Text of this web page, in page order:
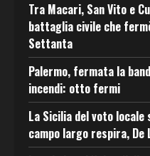
Tra Macari, San Vito e
battaglia civile che
Settanta
Palermo, fermata la
incendi: otto fermi
La Sicilia del voto
campo largo respira,